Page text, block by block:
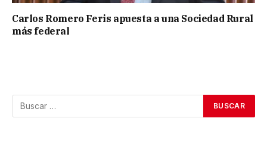
Carlos Romero Feris apuesta a una Sociedad Rural
más federal